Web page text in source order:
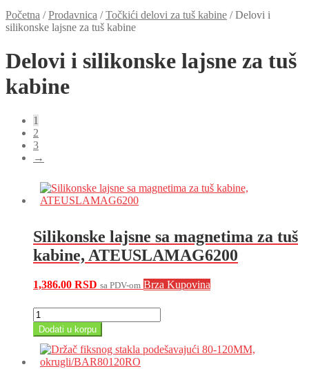
Početna /Prodavnica /Točkići delovi za tuš kabine /Delovi i
silikonske lajsne za tuš kabine
Delovi i silikonske lajsne za tuš
kabine
1
2
3
→
Silikonske lajsne sa magnetima za tuš
kabine, ATEUSLAMAG6200
1,386.00 RSD sa PDV-om Brza Kupovina
Silikonske
lajsne
sa
magnetima
za
Dodati u korpu